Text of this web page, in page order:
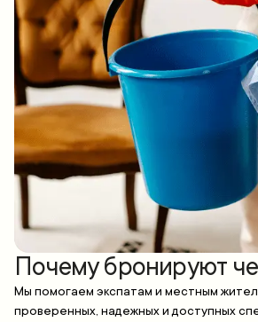
Почему бронируют
Мы помогаем экспатам и местным
проверенных, надежных и доступных